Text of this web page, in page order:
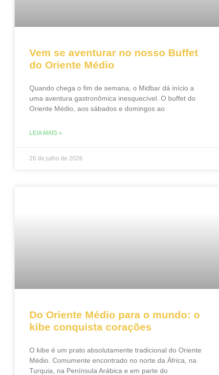
Vem se aventurar no nosso Buffet
do Oriente Médio
Quando chega o fim de semana, o Midbar dá início a
uma aventura gastronômica inesquecível. O buffet do
Oriente Médio, aos sábados e domingos ao
LEIA MAIS »
26 de julho de 2026
Do Oriente Médio para o mundo: o
kibe conquista corações
O kibe é um prato absolutamente tradicional do Oriente
Médio. Comumente encontrado no norte da África, na
Turquia, na Península Arábica e em parte do